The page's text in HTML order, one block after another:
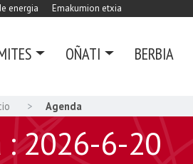
energia Emakumion etxia
OÑATI BERBIA
Agenda
: 2026-6-20